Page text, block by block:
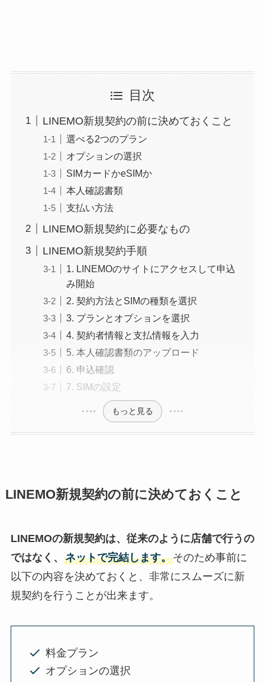
目次
LINEMO新規契約の前に決めておくこと
選べる2つのプラン
オプションの選択
SIMカードかeSIMか
本人確認書類
支払い方法
LINEMO新規契約に必要なもの
LINEMO新規契約手順
1. LINEMOのサイトにアクセスして申込
み開始
2. 契約方法とSIMの種類を選択
3. プランとオプションを選択
4. 契約者情報と支払情報を入力
5. 本人確認書類のアップロード
6. 申込確認
7. SIMの設定
もっと見る
LINEMO新規契約の前に決めておくこと
LINEMOの新規契約は、従来のように店舗で行うの
ではなく、 ネットで完結します。そのため事前に
以下の内容を決めておくと、非常にスムーズに新
規契約を行うことが出来ます。
料金プラン
オプションの選択